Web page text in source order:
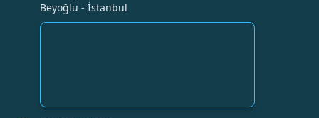
Beyoğlu - İstanbul